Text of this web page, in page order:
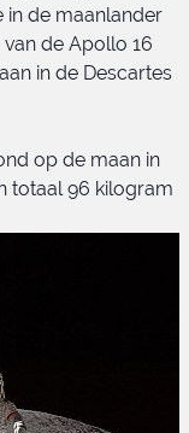
16
in de maanlander
de Apollo 16
in de Descartes
op de maan in
totaal 96 kilogram